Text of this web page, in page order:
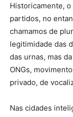
Historicamente,
partidos, no
chamamos de
legitimidade das
das urnas, mas
ONGs,
privado, de
Nas cidades